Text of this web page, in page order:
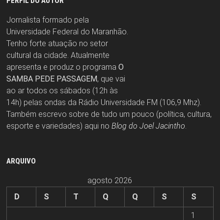
Jornalista formado pela
Universidade Federal do Maranhão.
Tenho forte atuação no setor
cultural da cidade. Atualmente
apresenta e produz o programa O
SAMBA PEDE PASSAGEM, que vai
ao ar todos os sábados (12h às
14h) pelas ondas da Rádio Universidade FM (106,9 Mhz).
Também escrevo sobre de tudo um pouco (política, cultura,
esporte e variedades) aqui no Blog do Joel Jacintho.
ARQUIVO
agosto 2026
D
S T Q Q S
S
1